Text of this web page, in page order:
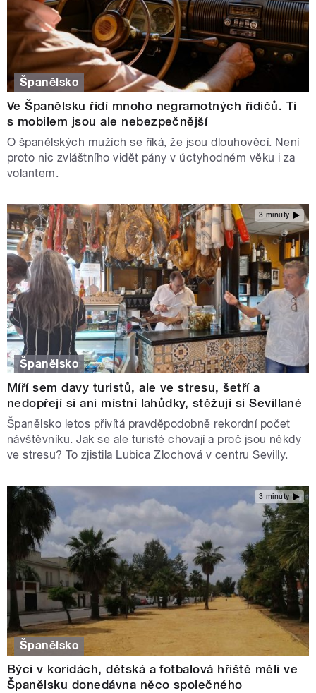
Španělsko
Ve Španělsku řídí mnoho negramotných řidičů. Ti
s mobilem jsou ale nebezpečnější
O španělských mužích se říká, že jsou dlouhověcí. Není
proto nic zvláštního vidět pány v úctyhodném věku i za
volantem.
3 minuty
Španělsko
Míří sem davy turistů, ale ve stresu, šetří a
nedopřejí si ani místní lahůdky, stěžují si Sevillané
Španělsko letos přivítá pravděpodobně rekordní počet
návštěvníku. Jak se ale turisté chovají a proč jsou někdy
ve stresu? To zjistila Lubica Zlochová v centru Sevilly.
3 minuty
Španělsko
Býci v koridách, dětská a fotbalová hřiště měli ve
Španělsku donedávna něco společného